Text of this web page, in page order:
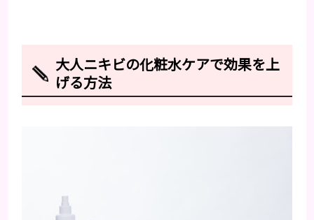
大人ニキビの化粧水ケアで効果を上
げる方法